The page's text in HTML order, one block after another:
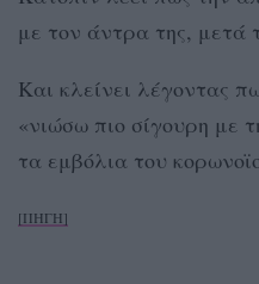
με τον άντρα της, μετά
Και κλείνει λέγοντας
«νιώσω πιο σίγουρη με
τα εμβόλια του
[ΠΗΓΗ]